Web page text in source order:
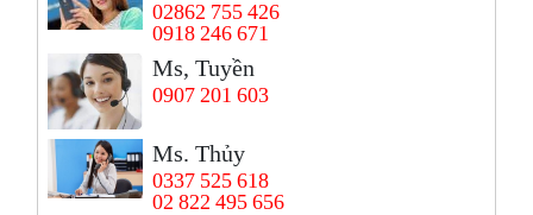
02862 755 426
0918 246 671
Ms, Tuyền
0907 201 603
Ms. Thủy
0337 525 618
02 822 495 656